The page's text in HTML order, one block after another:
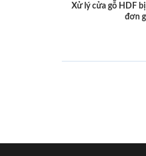
Xử lý cửa gỗ HDF
đơn